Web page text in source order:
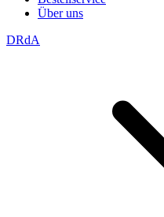
Über uns
DRdA